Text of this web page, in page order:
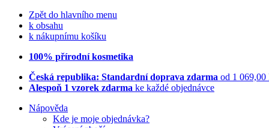
Zpět do hlavního menu
k obsahu
k nákupnímu košíku
100% přírodní kosmetika
Česká republika: Standardní doprava zdarma od 1 069,00
Alespoň 1 vzorek zdarma ke každé objednávce
Nápověda
Kde je moje objednávka?